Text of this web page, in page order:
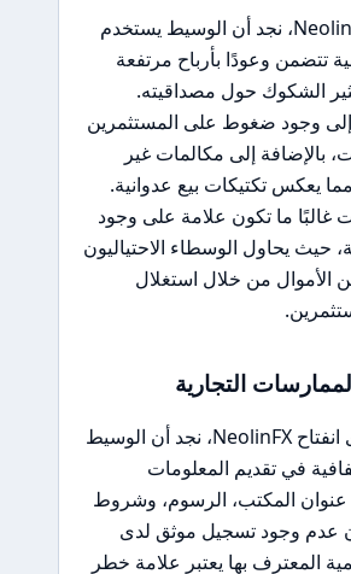
بالنظر إلى NeolinFX، نجد أن الوسيط يستخدم
تتضمن وعودًا بأرباح مرتفعة
الشكوك حول مصداقيته.
إلى وجود ضغوط على المستثمرين
بالإضافة إلى مكالمات غير
يعكس تكتيكات بيع عدوانية.
غالبًا ما تكون علامة على وجود
حيث يحاول الوسطاء الاحتياليون
الأموال من خلال استغلال
التجارية
عند تقييم مدى انفتاح NeolinFX، نجد أن الوسيط
في تقديم المعلومات
عنوان المكتب، الرسوم، وشروط
عدم وجود تسجيل موثق لدى
المعترف بها يعتبر علامة خطر